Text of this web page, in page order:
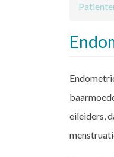
eileiders,